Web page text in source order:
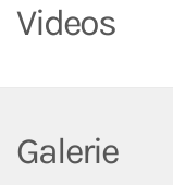
Videos
Galerie